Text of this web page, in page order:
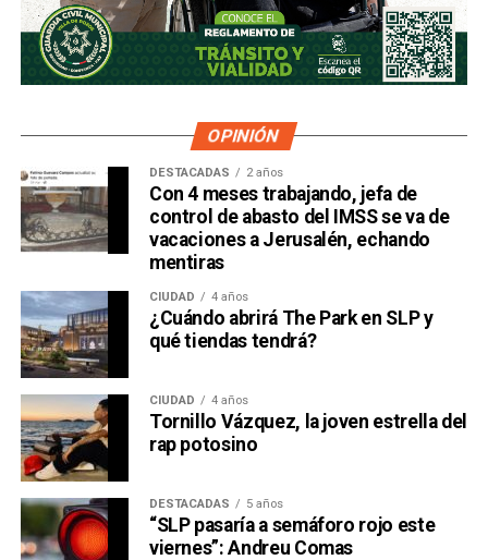
OPINIÓN
DESTACADAS 2 años
Con 4 meses trabajando, jefa de
control de abasto del IMSS se va de
vacaciones a Jerusalén, echando
mentiras
CIUDAD 4 años
¿Cuándo abrirá The Park en SLP y
qué tiendas tendrá?
CIUDAD 4 años
Tornillo Vázquez, la joven estrella del
rap potosino
DESTACADAS 5 años
“SLP pasaría a semáforo rojo este
viernes”: Andreu Comas